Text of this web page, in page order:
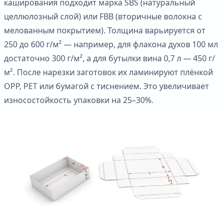
каширования подходит марка SBS (натуральный
целлюлозный слой) или FBB (вторичные волокна с
мелованным покрытием). Толщина варьируется от
250 до 600 г/м² — например, для флакона духов 100 мл
достаточно 300 г/м², а для бутылки вина 0,7 л — 450 г/
м². После нарезки заготовок их ламинируют плёнкой
OPP, PET или бумагой с тиснением. Это увеличивает
износостойкость упаковки на 25–30%.